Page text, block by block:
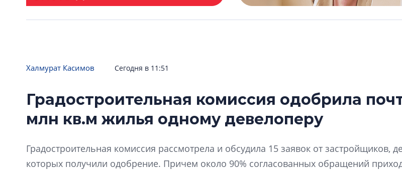
Халмурат Касимов Сегодня в 11:51
Градостроительная комиссия одобрила
млн кв.м жилья одному девелоперу
Градостроительная комиссия рассмотрела и обсудила 15 заявок от застройщиков,
которых получили одобрение. Причем около 90% согласованных обращений